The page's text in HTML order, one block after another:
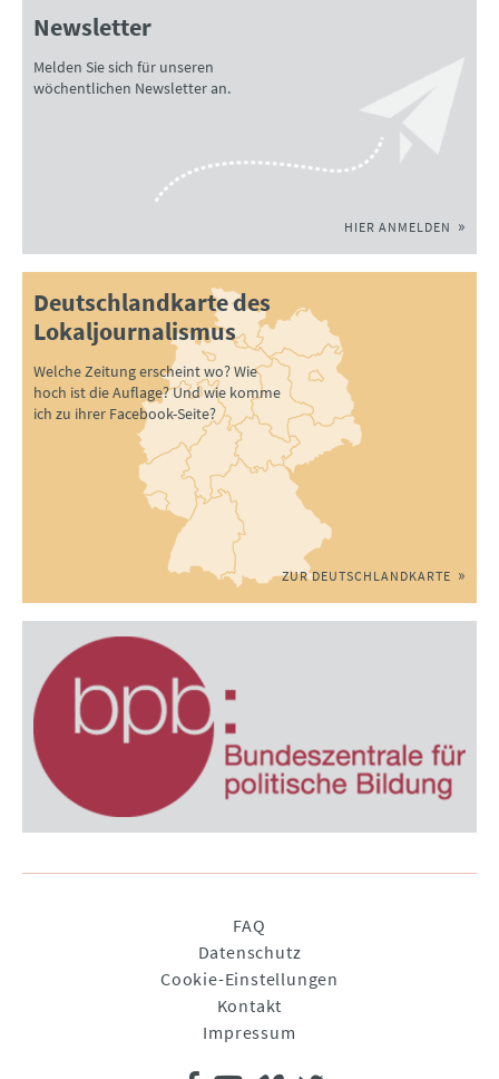
Newsletter
Melden Sie sich für unseren
wöchentlichen Newsletter an.
HIER ANMELDEN
Deutschlandkarte des
Lokaljournalismus
Welche Zeitung erscheint wo? Wie
hoch ist die Auflage? Und wie komme
ich zu ihrer Facebook-Seite?
ZUR DEUTSCHLANDKARTE
FAQ
Datenschutz
Cookie-Einstellungen
Kontakt
Impressum